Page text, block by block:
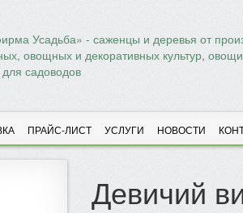
Усадьба» - саженцы и деревья от
овощных и декоративных культур,
садоводов
ПРАЙС-ЛИСТ УСЛУГИ НОВОСТИ
Девичий